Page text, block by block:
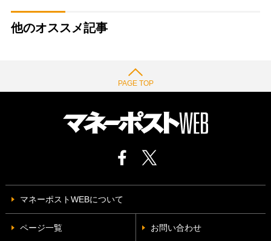
他のオススメ記事
PAGE TOP
マネーポストWEBについて
ページ一覧 お問い合わせ